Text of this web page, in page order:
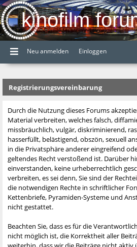
kinofilm
Neu anmelden Einloggen
Registrierungsvereinbarung
Durch die Nutzung dieses Forums
Material verbreiten, welches falsch,
missbräuchlich, vulgär, diskriminierend,
hasserfüllt, belästigend, obszön, sexuell
in die Privatsphäre anderer eingreifend
geltendes Recht verstoßend ist. Darüber
einverstanden, keine urheberrechtlich
verbreiten, es sei denn, Sie sind der
die notwendigen Rechte in schriftlicher
Kettenbriefe, Pyramiden-Systeme und
nicht gestattet.
Beachten Sie, dass es für die
nicht möglich ist, die Korrektheit aller